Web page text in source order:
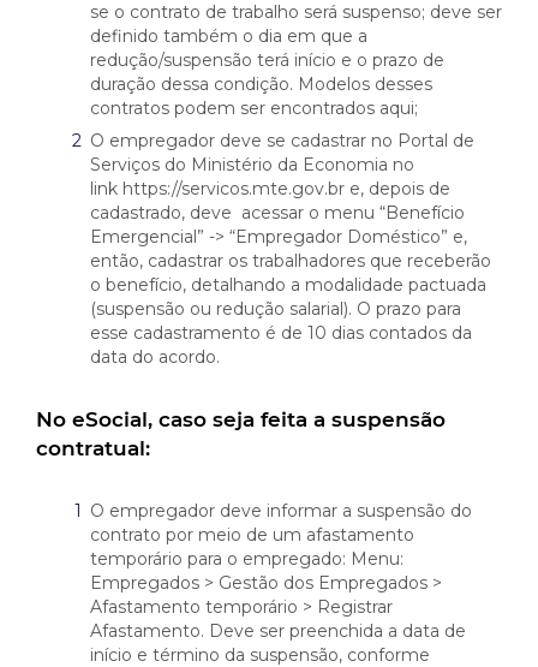
se o contrato de trabalho será suspenso; deve ser
definido também o dia em que a
redução/suspensão terá início e o prazo de
duração dessa condição. Modelos desses
contratos podem ser encontrados aqui;
O empregador deve se cadastrar no Portal de
Serviços do Ministério da Economia no
link https://servicos.mte.gov.br e, depois de
cadastrado, deve acessar o menu “Benefício
Emergencial” -> “Empregador Doméstico” e,
então, cadastrar os trabalhadores que receberão
o benefício, detalhando a modalidade pactuada
(suspensão ou redução salarial). O prazo para
esse cadastramento é de 10 dias contados da
data do acordo.
No eSocial, caso seja feita a suspensão
contratual:
O empregador deve informar a suspensão do
contrato por meio de um afastamento
temporário para o empregado: Menu:
Empregados > Gestão dos Empregados >
Afastamento temporário > Registrar
Afastamento. Deve ser preenchida a data de
início e término da suspensão, conforme